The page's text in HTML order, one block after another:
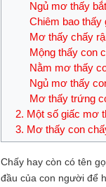
Ngủ mơ thấy
Chiêm bao thấy
Mơ thấy chấy
Mộng thấy con
Nằm mơ thấy
Ngủ mơ thấy
Mơ thấy trứng
2. Một số giấc mơ
3. Mơ thấy con
Chấy hay còn có tên
đầu của con người để